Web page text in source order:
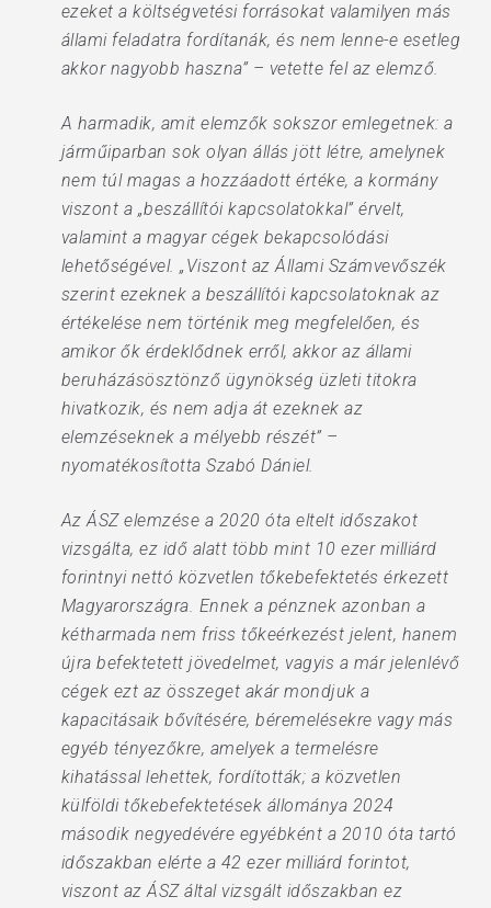
ezeket a költségvetési forrásokat valamilyen más
állami feladatra fordítanák, és nem lenne-e esetleg
akkor nagyobb haszna” – vetette fel az elemző.
A harmadik, amit elemzők sokszor emlegetnek: a
járműiparban sok olyan állás jött létre, amelynek
nem túl magas a hozzáadott értéke, a kormány
viszont a „beszállítói kapcsolatokkal” érvelt,
valamint a magyar cégek bekapcsolódási
lehetőségével. „Viszont az Állami Számvevőszék
szerint ezeknek a beszállítói kapcsolatoknak az
értékelése nem történik meg megfelelően, és
amikor ők érdeklődnek erről, akkor az állami
beruházásösztönző ügynökség üzleti titokra
hivatkozik, és nem adja át ezeknek az
elemzéseknek a mélyebb részét” –
nyomatékosította Szabó Dániel.
Az ÁSZ elemzése a 2020 óta eltelt időszakot
vizsgálta, ez idő alatt több mint 10 ezer milliárd
forintnyi nettó közvetlen tőkebefektetés érkezett
Magyarországra. Ennek a pénznek azonban a
kétharmada nem friss tőkeérkezést jelent, hanem
újra befektetett jövedelmet, vagyis a már jelenlévő
cégek ezt az összeget akár mondjuk a
kapacitásaik bővítésére, béremelésekre vagy más
egyéb tényezőkre, amelyek a termelésre
kihatással lehettek, fordították; a közvetlen
külföldi tőkebefektetések állománya 2024
második negyedévére egyébként a 2010 óta tartó
időszakban elérte a 42 ezer milliárd forintot,
viszont az ÁSZ által vizsgált időszakban ez